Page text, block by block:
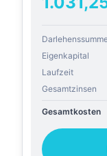
Eigenkapital
Laufzeit
Gesamtzinsen
Gesamtkosten